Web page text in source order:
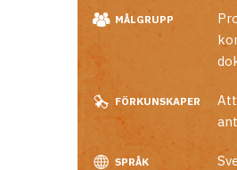
MÅLGRUPP
FÖRKUNSKAPER
SPRÅK